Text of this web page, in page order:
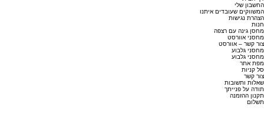
החשבון שלי
המשווקים שעובדים איתנו
הצהרת נגישות
חנות
מחסן גינה עם רצפה
מחסני אוורסט
צור קשר – אוורסט
מחסני גלבוע
מחסני גלבוע
מפת אתר
סל קניות
צור קשר
שאלות ותשובות
תודה על פנייתך
תקנון ההזמנה
תשלום